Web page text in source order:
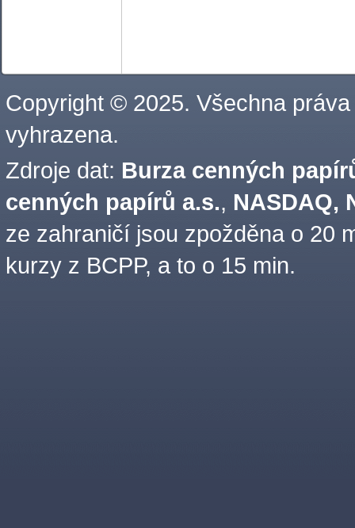
Copyright © 2025. Všechna práva
vyhrazena.
Zdroje dat: Burza cenných
cenných papírů a.s., NASDAQ,
ze zahraničí jsou zpožděna o 20
kurzy z BCPP, a to o 15 min.